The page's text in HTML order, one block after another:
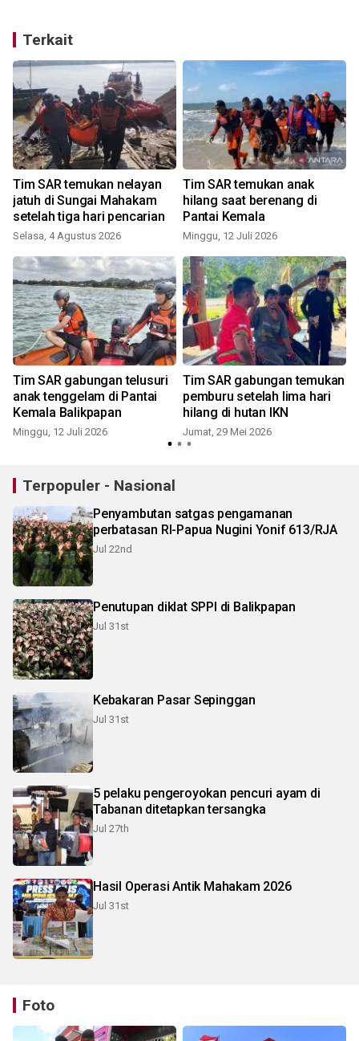
Terkait
Tim SAR temukan nelayan
jatuh di Sungai Mahakam
setelah tiga hari pencarian
Selasa, 4 Agustus 2026
Tim SAR temukan anak
hilang saat berenang di
Pantai Kemala
Minggu, 12 Juli 2026
Tim SAR gabungan telusuri
anak tenggelam di Pantai
Kemala Balikpapan
Minggu, 12 Juli 2026
Tim SAR gabungan temukan
pemburu setelah lima hari
hilang di hutan IKN
Jumat, 29 Mei 2026
Terpopuler - Nasional
Penyambutan satgas pengamanan
perbatasan RI-Papua Nugini Yonif 613/RJA
Jul 22nd
Penutupan diklat SPPI di Balikpapan
Jul 31st
Kebakaran Pasar Sepinggan
Jul 31st
5 pelaku pengeroyokan pencuri ayam di
Tabanan ditetapkan tersangka
Jul 27th
Hasil Operasi Antik Mahakam 2026
Jul 31st
Foto